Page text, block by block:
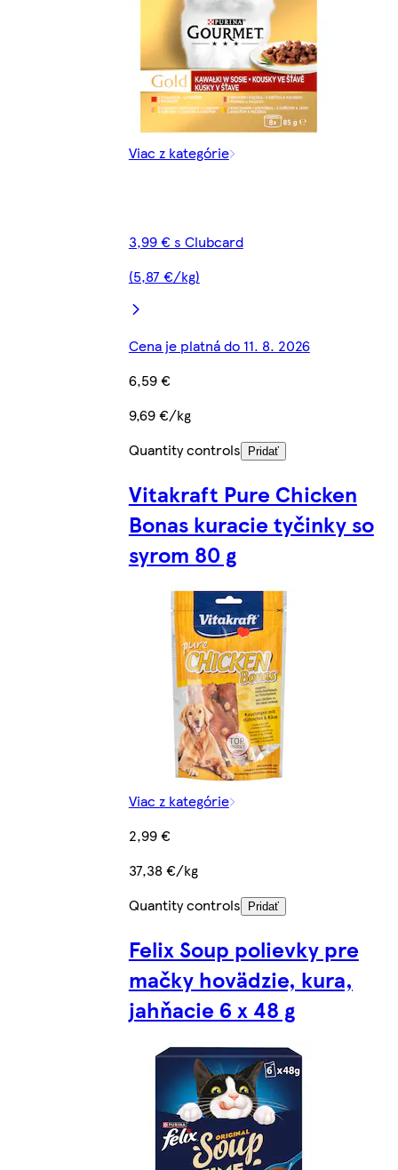
Viac z kategórie
3,99 € s Clubcard
(5,87 €/kg)
Cena je platná do 11. 8. 2026
6,59 €
9,69 €/kg
Quantity controls
Pridať
Vitakraft Pure Chicken
Bonas kuracie tyčinky so
syrom 80 g
Viac z kategórie
2,99 €
37,38 €/kg
Quantity controls
Pridať
Felix Soup polievky pre
mačky hovädzie, kura,
jahňacie 6 x 48 g